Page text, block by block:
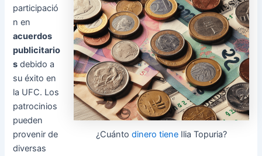
¿Cuánto dinero tieneIlia Topuria?
participació
n en
acuerdos
publicitario
s debido a
su éxito en
la UFC. Los
patrocinios
pueden
provenir de
diversas